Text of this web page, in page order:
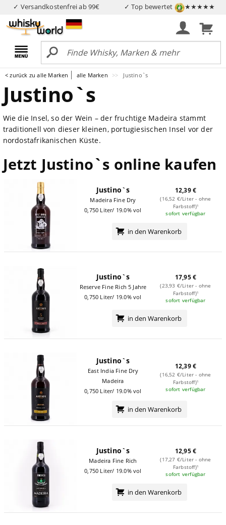
✓ Versandkostenfrei ab 99€ ✓ Top bewertet ★★★★★
< zurück zu alle Marken alle Marken Justino`s
Justino`s
Wie die Insel, so der Wein – der fruchtige Madeira stammt
traditionell von dieser kleinen, portugiesischen Insel vor der
nordostafrikanischen Küste.
Jetzt Justino`s online kaufen
Justino`s
Madeira Fine Dry
0,750 Liter/ 19.0% vol
12,39 €
(16,52 €/Liter - ohne
Farbstoff)¹
sofort verfügbar
in den Warenkorb
Justino`s
Reserve Fine Rich 5 Jahre
0,750 Liter/ 19.0% vol
17,95 €
(23,93 €/Liter - ohne
Farbstoff)¹
sofort verfügbar
in den Warenkorb
Justino`s
East India Fine Dry
Madeira
0,750 Liter/ 19.0% vol
12,39 €
(16,52 €/Liter - ohne
Farbstoff)¹
sofort verfügbar
in den Warenkorb
Justino`s
Madeira Fine Rich
0,750 Liter/ 19.0% vol
12,95 €
(17,27 €/Liter - ohne
Farbstoff)¹
sofort verfügbar
in den Warenkorb